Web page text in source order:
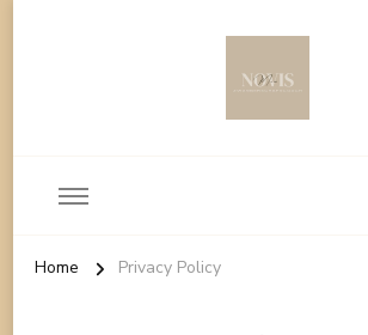
Home Privacy Policy